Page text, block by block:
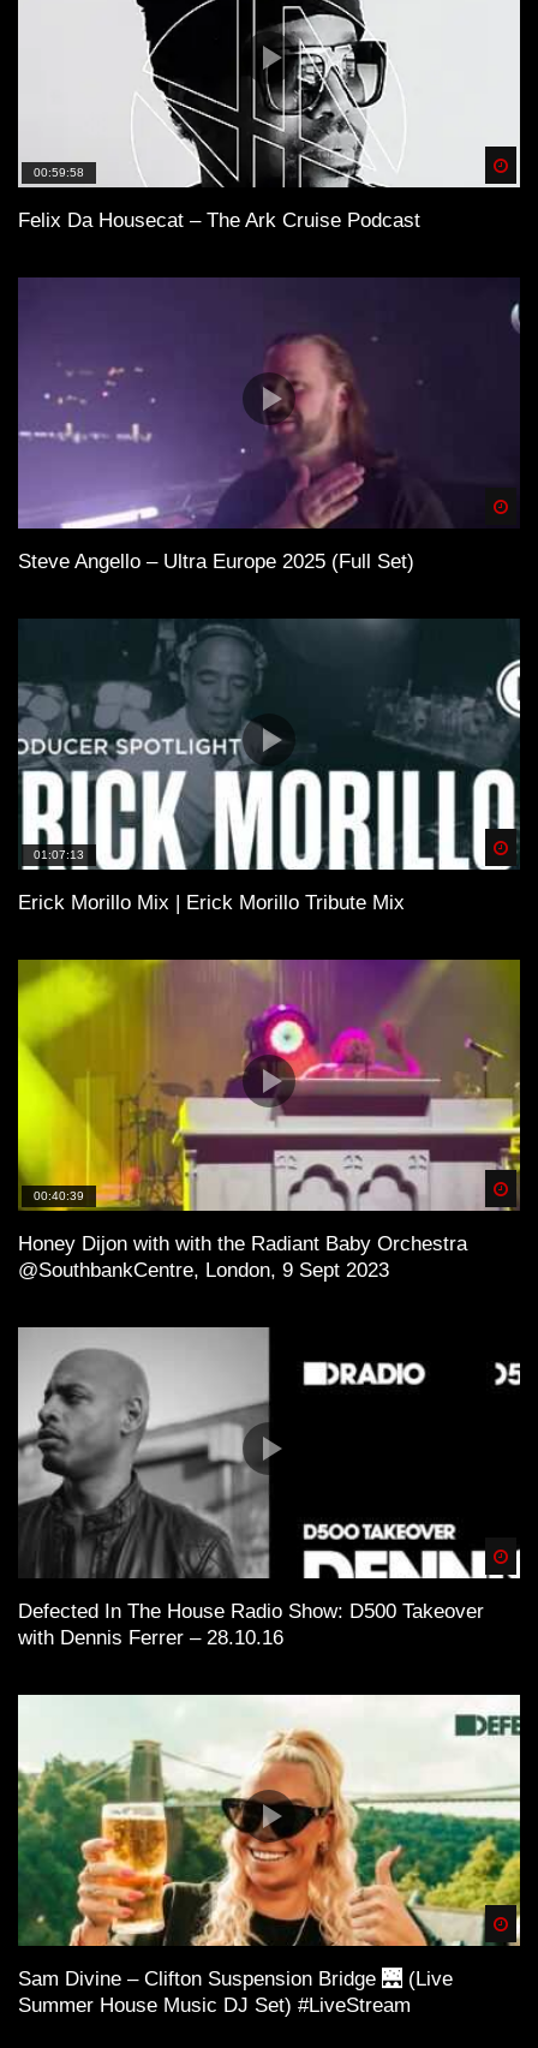
00:59:58
Felix Da Housecat – The Ark Cruise Podcast
Steve Angello – Ultra Europe 2025 (Full Set)
01:07:13
Erick Morillo Mix | Erick Morillo Tribute Mix
00:40:39
Honey Dijon with with the Radiant Baby Orchestra
@SouthbankCentre, London, 9 Sept 2023
Defected In The House Radio Show: D500 Takeover
with Dennis Ferrer – 28.10.16
Sam Divine – Clifton Suspension Bridge 🌉 (Live
Summer House Music DJ Set) #LiveStream